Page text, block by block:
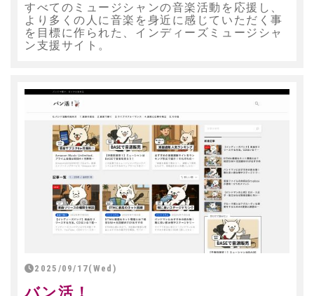
すべてのミュージシャンの音楽活動を応援し、
より多くの人に音楽を身近に感じていただく事
を目標に作られた、インディーズミュージシャ
ン支援サイト。
2025/09/17(Wed)
バン活！